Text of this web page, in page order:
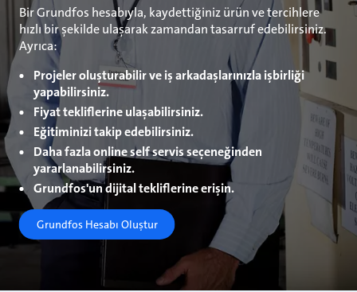
Bir Grundfos hesabıyla, kaydettiğiniz ürün ve tercihlere
hızlı bir şekilde ulaşarak zamandan tasarruf edebilirsiniz.
Ayrıca:
Projeler oluşturabilir ve iş arkadaşlarınızla işbirliği
yapabilirsiniz.
Fiyat tekliflerine ulaşabilirsiniz.
Eğitiminizi takip edebilirsiniz.
Daha fazla online self servis seçeneğinden
yararlanabilirsiniz.
Grundfos'un dijital tekliflerine erişin.
Grundfos Hesabı Oluştur